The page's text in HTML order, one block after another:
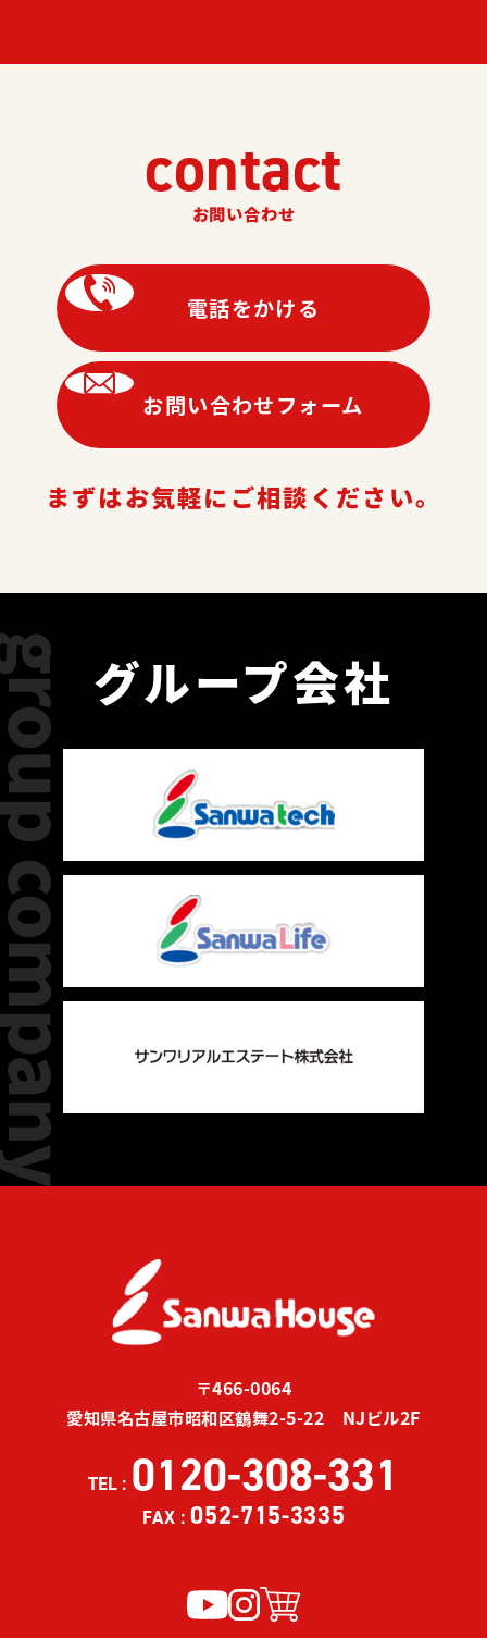
contact
お問い合わせ
電話をかける
お問い合わせフォーム
まずはお気軽にご相談ください。
グループ会社
group company
〒466-0064
愛知県名古屋市昭和区鶴舞2-5-22 NJビル2F
TEL : 0120-308-331
FAX : 052-715-3335